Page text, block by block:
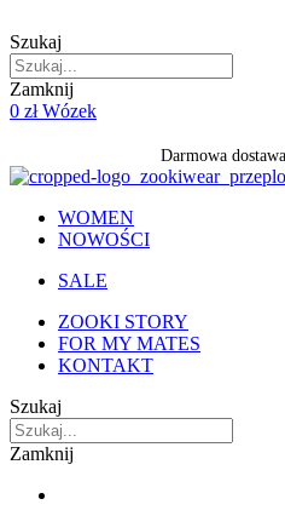
to
content
Szukaj
Zamknij
0 zł Wózek
Darmowa
WOMEN
NOWOŚCI
SALE
ZOOKI STORY
FOR MY MATES
KONTAKT
Szukaj
Zamknij